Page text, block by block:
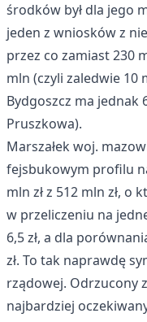
środków był dla jego
jeden z wniosków z
przez co zamiast 230
mln (czyli zaledwie 10
Bydgoszcz ma jednak
Pruszkowa).
Marszałek woj.
fejsbukowym profilu
mln zł z 512 mln zł, o
w przeliczeniu na
6,5 zł, a dla
zł. To tak naprawdę
rządowej. Odrzucony
najbardziej